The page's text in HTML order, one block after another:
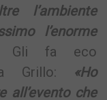
l’ambiente
l’enorme
Gli fa eco
Grillo: «Ho
all’evento che